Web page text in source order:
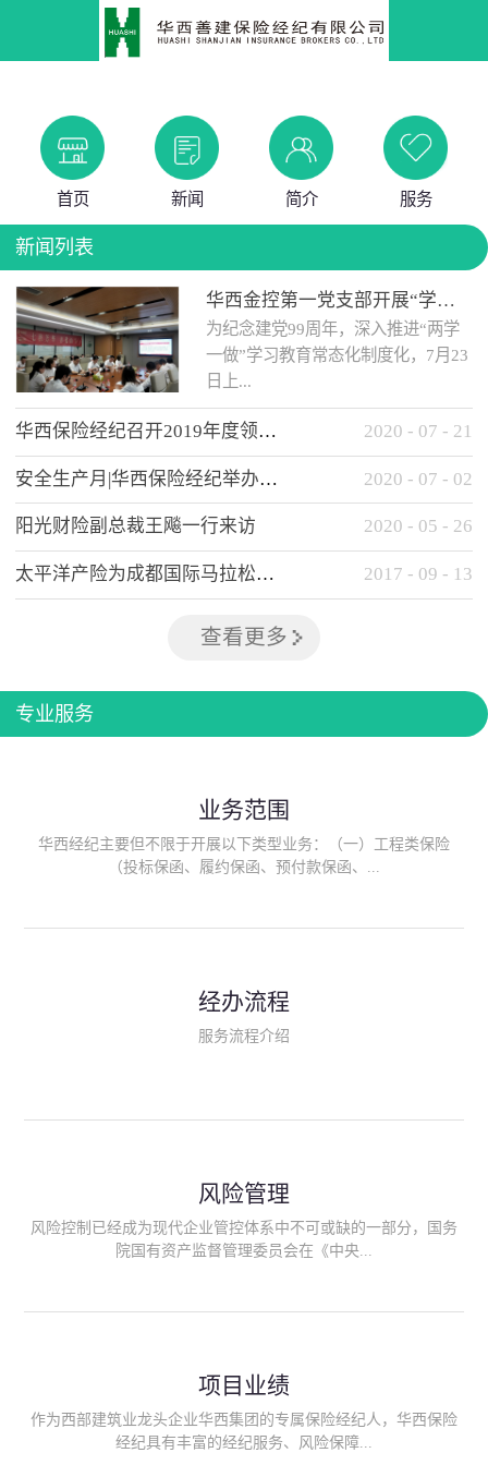
首页 新闻 简介 服务
新闻列表
华西金控第一党支部开展“学党史 知党情 做合格党员”主题教育工作会
为纪念建党99周年，深入推进“两学
一做”学习教育常态化制度化，7月23
日上...
午，华西金控第一党支部举办了“学
党史、知党情、...
华西保险经纪召开2019年度领导班子述职考核工作会 2020 - 07 - 21
安全生产月|华西保险经纪举办应急消防安全知识培训 2020 - 07 - 02
阳光财险副总裁王飚一行来访 2020 - 05 - 26
太平洋产险为成都国际马拉松提供全方位保险保障 2017 - 09 - 13
查看更多
专业服务
业务范围
华西经纪主要但不限于开展以下类型业务：（一）工程类保险
（投标保函、履约保函、预付款保函、...
险、政府公共安全责任保险/自然灾害公众责任保险、精神病监护
人责任险、首台套/首版次保险、科技保险等）；（三）传统财产
险产品；（六）保险招投标业务。随着业务的开展，华西经纪会
供专业、优质的保险经纪服务。
经办流程
服务流程介绍
风险管理
风险控制已经成为现代企业管控体系中不可或缺的一部分，国务
院国有资产监督管理委员会在《中央...
能够为客户降低风险管理成本，提高经营效率；能够为企业提供
从风险评估、风险分析、风险防范、风险转移到灾后防损、索赔
等全方位、全过程、专家式的服务，拓展和深化由保险公司提供
项目业绩
作为西部建筑业龙头企业华西集团的专属保险经纪人，华西保险
经纪具有丰富的经纪服务、风险保障...